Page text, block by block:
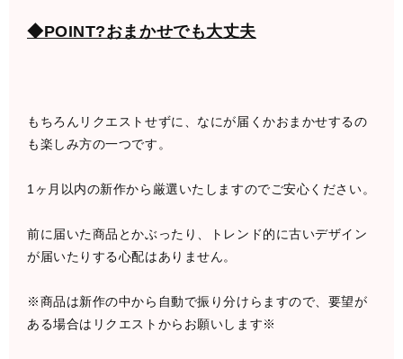
◆POINT?おまかせでも大丈夫
もちろんリクエストせずに、なにが届くかおまかせするの
も楽しみ方の一つです。
1ヶ月以内の新作から厳選いたしますのでご安心ください。
前に届いた商品とかぶったり、トレンド的に古いデザイン
が届いたりする心配はありません。
※商品は新作の中から自動で振り分けらますので、要望が
ある場合はリクエストからお願いします※